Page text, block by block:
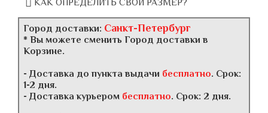
КАК ОПРЕДЕЛИТЬ СВОЙ РАЗМЕР?
Город доставки: Санкт-Петербург
* Вы можете сменить Город доставки в
Корзине.
- Доставка до пункта выдачи бесплатно. Срок:
1-2 дня.
- Доставка курьером бесплатно. Срок: 2 дня.